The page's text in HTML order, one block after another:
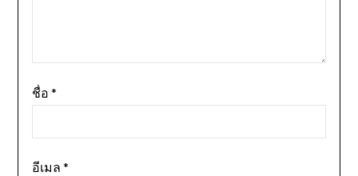
ชื่อ *
อีเมล *